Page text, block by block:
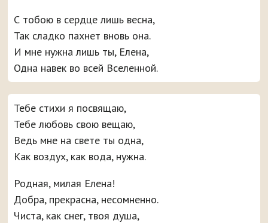
С тобою в сердце лишь весна,
Так сладко пахнет вновь она.
И мне нужна лишь ты, Елена,
Одна навек во всей Вселенной.
Тебе стихи я посвящаю,
Тебе любовь свою вещаю,
Ведь мне на свете ты одна,
Как воздух, как вода, нужна.
Родная, милая Елена!
Добра, прекрасна, несомненно.
Чиста, как снег, твоя душа,